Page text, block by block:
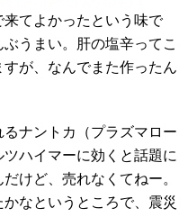
てよかったという味で
うまい。肝の塩辛ってこ
が、なんでまた作ったん
ナントカ（プラズマロー
ハイマーに効くと話題に
けど、売れなくてねー。
なというところで、震災